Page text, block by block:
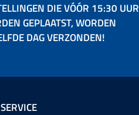
DIE VÓÓR 15:30 UUR
GEPLAATST, WORDEN
DAG VERZONDEN!